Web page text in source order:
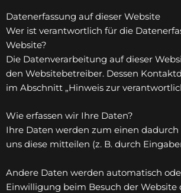
Datenerfassung auf dieser Website
Wer ist verantwortlich für die
Website?
Die Datenverarbeitung auf dieser
den Websitebetreiber. Dessen
im Abschnitt „Hinweis zur
Wie erfassen wir Ihre Daten?
Ihre Daten werden zum einen dadurch
uns diese mitteilen (z. B. durch
Andere Daten werden automatisch
Einwilligung beim Besuch der Website